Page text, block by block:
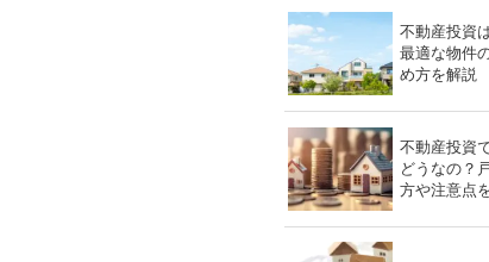
不動産投資
最適な物件
め方を解説
不動産投資
どうなの？
方や注意点